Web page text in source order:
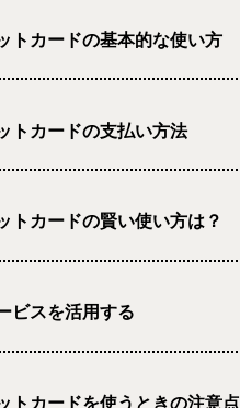
トカードの基本的な使い方
トカードの支払い方法
トカードの賢い使い方は？
ビスを活用する
トカードを使うときの注意点